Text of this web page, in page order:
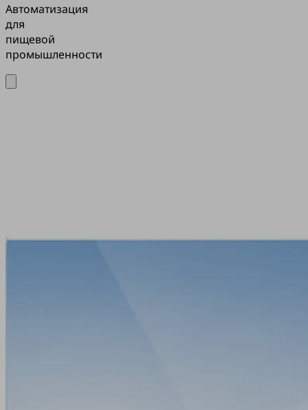
Автоматизация
для
пищевой
промышленности